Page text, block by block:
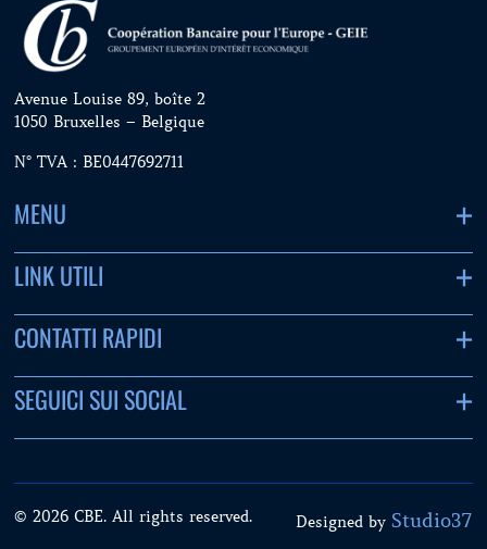
Avenue Louise 89, boîte 2
1050 Bruxelles – Belgique
N° TVA : BE0447692711
MENU
LINK UTILI
CONTATTI RAPIDI
SEGUICI SUI SOCIAL
© 2026 CBE. All rights reserved. Designed by Studio37